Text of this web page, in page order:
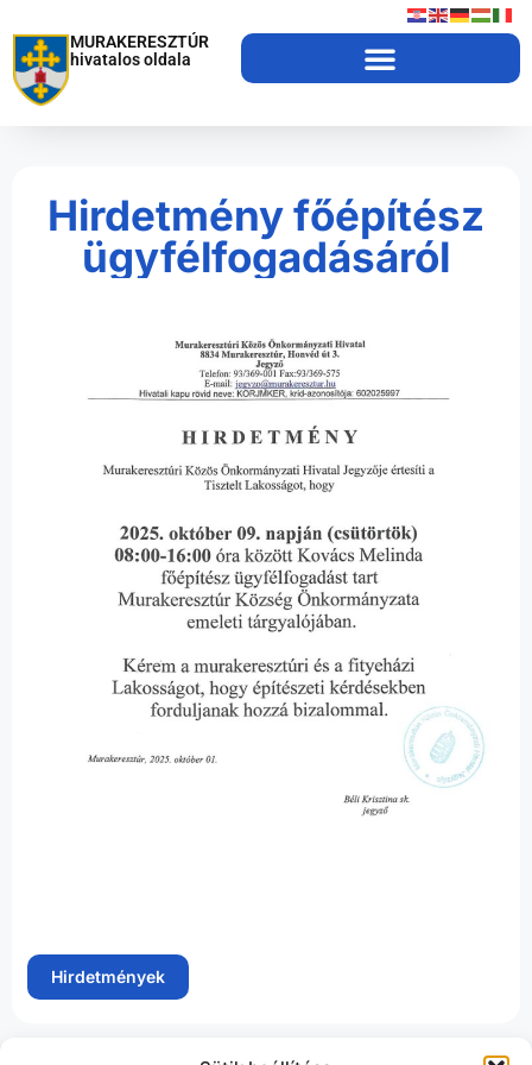
MURAKERESZTÚR
hivatalos oldala
Hirdetmény főépítész
ügyfélfogadásáról
Hirdetmények